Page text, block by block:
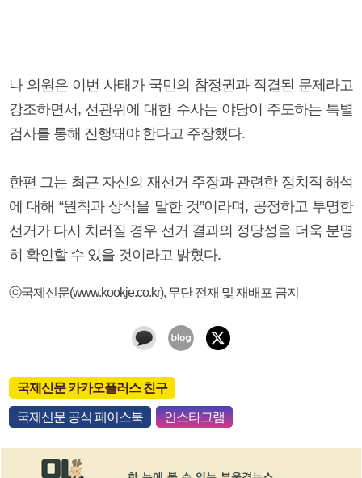
나 의원은 이번 사태가 국민의 참정권과 직결된 문제라고
강조하면서, 선관위에 대한 수사는 야당이 주도하는 특별
검사를 통해 진행돼야 한다고 주장했다.
한편 그는 최근 자신의 재선거 주장과 관련한 정치적 해석
에 대해 “원칙과 상식을 말한 것”이라며, 공정하고 투명한
선거가 다시 치러질 경우 선거 결과의 정당성을 더욱 분명
히 확인할 수 있을 것이라고 밝혔다.
ⓒ국제신문(www.kookje.co.kr), 무단 전재 및 재배포 금지
국제신문 카카오플러스 친구
국제신문 공식 페이스북 인스타그램